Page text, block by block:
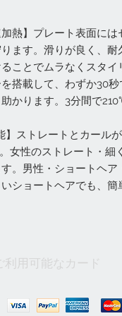
熱】プレート表面には
ます。滑りが良く、耐
ことでムラなくスタイ
搭載して、わずか30
かります。3分間で
ストレートとカールが
女性のストレート・細
。男性・ショートヘア
ショートヘアでも、簡
利用可能なカード